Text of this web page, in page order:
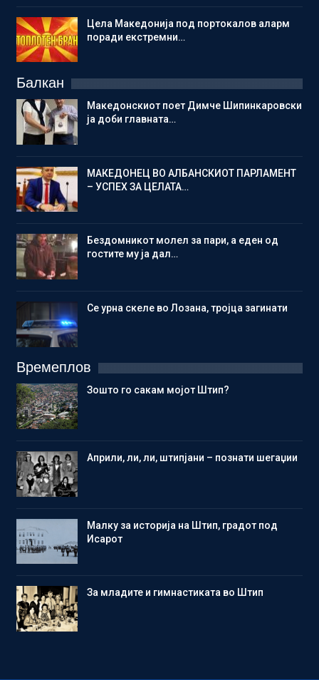
Цела Македонија под портокалов аларм
поради екстремни…
Балкан
Македонскиот поет Димче Шипинкаровски
ја доби главната…
МАКЕДОНЕЦ ВО АЛБАНСКИОТ ПАРЛАМЕНТ
– УСПЕХ ЗА ЦЕЛАТА…
Бездомникот молел за пари, а еден од
гостите му ја дал…
Се урна скеле во Лозана, тројца загинати
Времеплов
Зошто го сакам мојот Штип?
Aприли, ли, ли, штипјани – познати шегаџии
Малку за историја на Штип, градот под
Исарот
Зa младите и гимнастиката во Штип